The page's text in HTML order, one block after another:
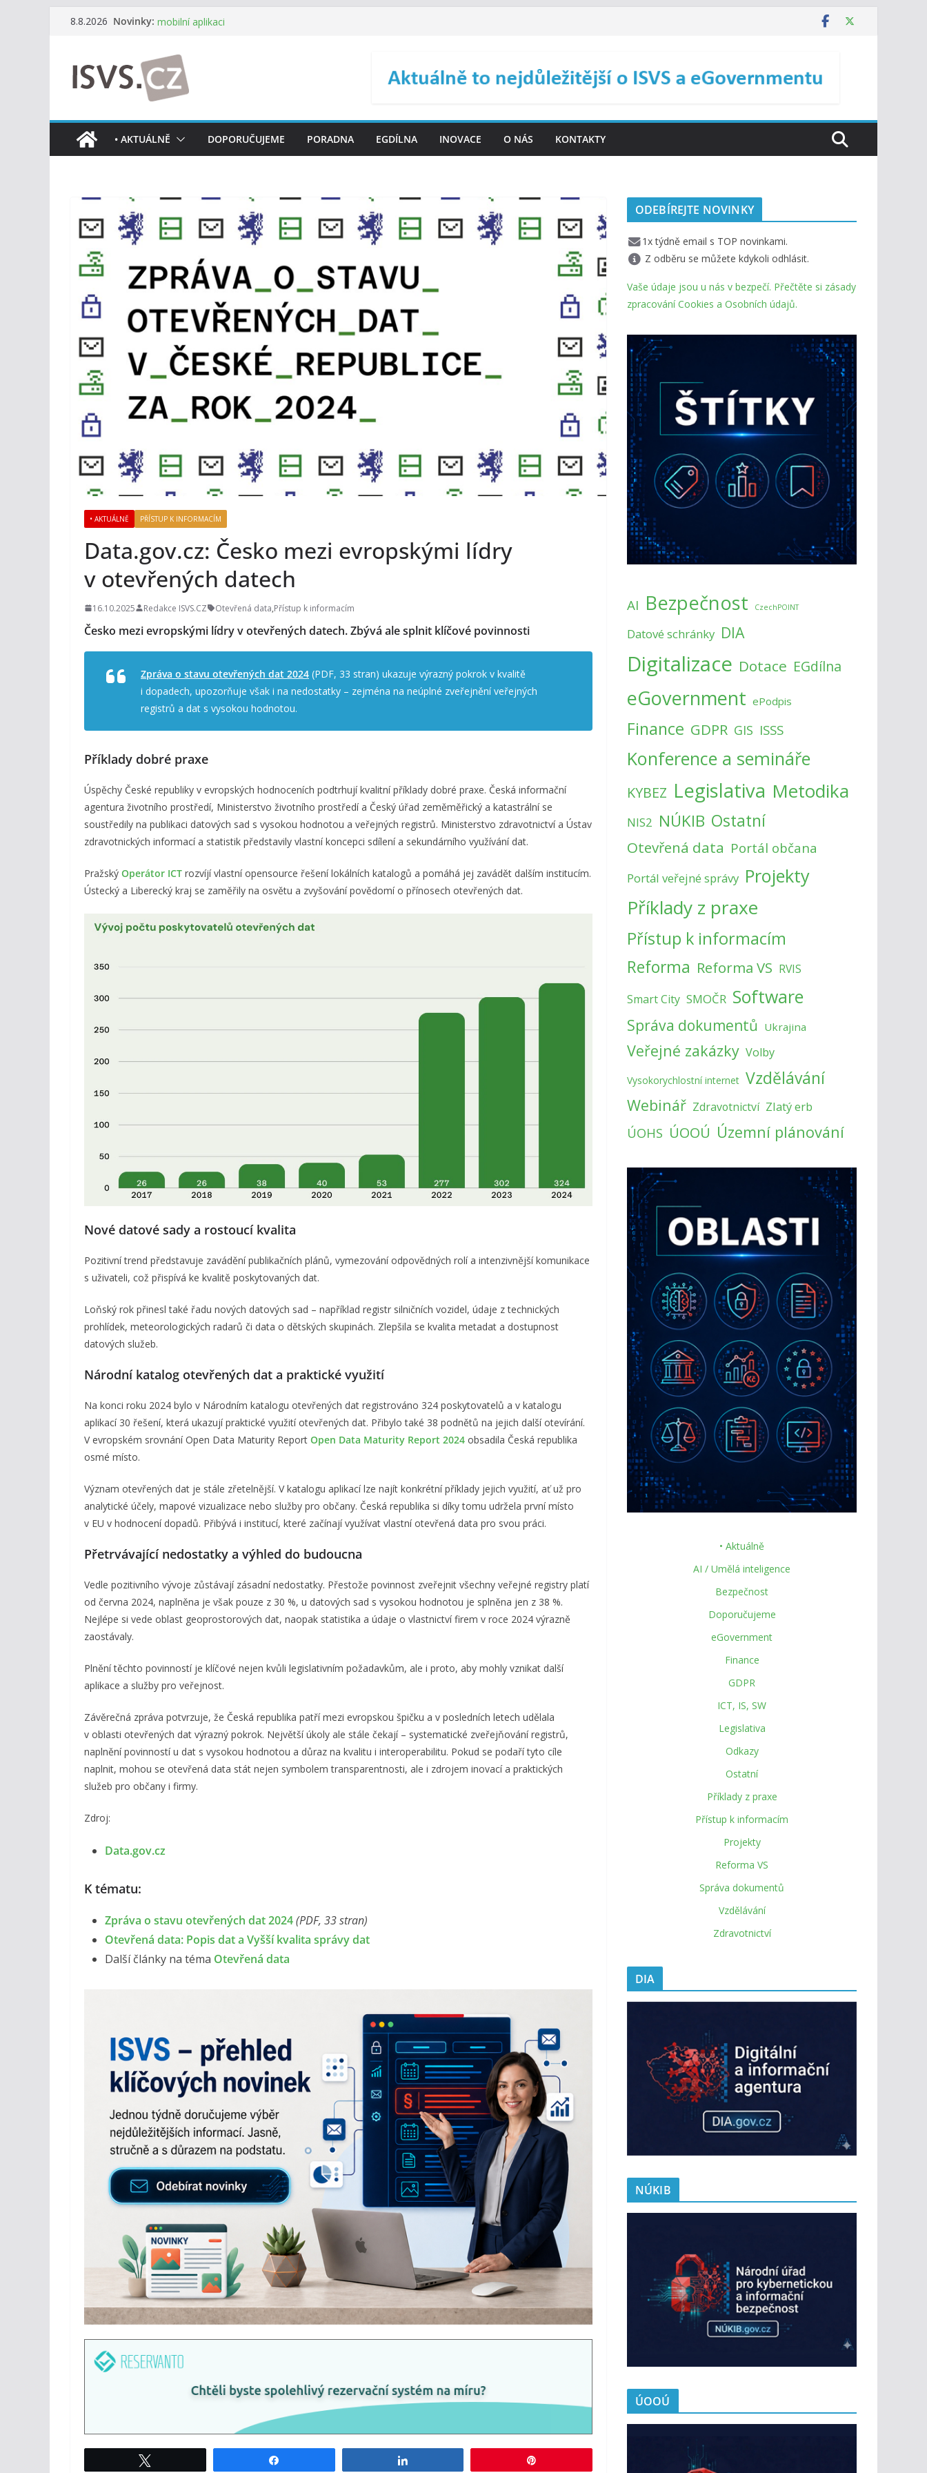
Přeskočit
8.8.2026 Novinky: Informace o obcích vždy po ruce. SMS ČR spouští novou
mohou více spolupracovat
DIA: Stát poprvé v historii zapojuje širokou veřejnost do
testování digitálních služeb
DIA: Informační systém dlouhodobého řízení (ISDŘ) je od
července v plném provozu
RVIS – Výbor pro architekturu a řízení ICT zveřejnil materiály
z nového jednání
• AKTUÁLNĚ DOPORUČUJEME PORADNA EGDÍLNA INOVACE O NÁS KONTAKTY
• AKTUÁLNĚ PŘÍSTUP K INFORMACÍM
Data.gov.cz: Česko mezi evropskými lídry
v otevřených datech
16.10.2025 Redakce ISVS.CZ Otevřená data,Přístup k informacím
Česko mezi evropskými lídry v otevřených datech. Zbývá ale splnit klíčové povinnosti
Zpráva o stavu otevřených dat 2024 (PDF, 33 stran) ukazuje výrazný pokrok v kvalitě
i dopadech, upozorňuje však i na nedostatky – zejména na neúplné zveřejnění veřejných
registrů a dat s vysokou hodnotou.
Příklady dobré praxe
Úspěchy České republiky v evropských hodnoceních podtrhují kvalitní příklady dobré praxe. Česká informační
agentura životního prostředí, Ministerstvo životního prostředí a Český úřad zeměměřický a katastrální se
soustředily na publikaci datových sad s vysokou hodnotou a veřejných registrů. Ministerstvo zdravotnictví a Ústav
zdravotnických informací a statistik představily vlastní koncepci sdílení a sekundárního využívání dat.
Pražský Operátor ICT rozvíjí vlastní opensource řešení lokálních katalogů a pomáhá jej zavádět dalším institucím.
Ústecký a Liberecký kraj se zaměřily na osvětu a zvyšování povědomí o přínosech otevřených dat.
Nové datové sady a rostoucí kvalita
Pozitivní trend představuje zavádění publikačních plánů, vymezování odpovědných rolí a intenzivnější komunikace
s uživateli, což přispívá ke kvalitě poskytovaných dat.
Loňský rok přinesl také řadu nových datových sad – například registr silničních vozidel, údaje z technických
prohlídek, meteorologických radarů či data o dětských skupinách. Zlepšila se kvalita metadat a dostupnost
datových služeb.
Národní katalog otevřených dat a praktické využití
Na konci roku 2024 bylo v Národním katalogu otevřených dat registrováno 324 poskytovatelů a v katalogu
aplikací 30 řešení, která ukazují praktické využití otevřených dat. Přibylo také 38 podnětů na jejich další otevírání.
V evropském srovnání Open Data Maturity Report Open Data Maturity Report 2024 obsadila Česká republika
osmé místo.
Význam otevřených dat je stále zřetelnější. V katalogu aplikací lze najít konkrétní příklady jejich využití, ať už pro
analytické účely, mapové vizualizace nebo služby pro občany. Česká republika si díky tomu udržela první místo
v EU v hodnocení dopadů. Přibývá i institucí, které začínají využívat vlastní otevřená data pro svou práci.
Přetrvávající nedostatky a výhled do budoucna
Vedle pozitivního vývoje zůstávají zásadní nedostatky. Přestože povinnost zveřejnit všechny veřejné registry platí
od června 2024, naplněna je však pouze z 30 %, u datových sad s vysokou hodnotou je splněna jen z 38 %.
Nejlépe si vede oblast geoprostorových dat, naopak statistika a údaje o vlastnictví firem v roce 2024 výrazně
zaostávaly.
Plnění těchto povinností je klíčové nejen kvůli legislativním požadavkům, ale i proto, aby mohly vznikat další
aplikace a služby pro veřejnost.
Závěrečná zpráva potvrzuje, že Česká republika patří mezi evropskou špičku a v posledních letech udělala
v oblasti otevřených dat výrazný pokrok. Největší úkoly ale stále čekají – systematické zveřejňování registrů,
naplnění povinností u dat s vysokou hodnotou a důraz na kvalitu i interoperabilitu. Pokud se podaří tyto cíle
naplnit, mohou se otevřená data stát nejen symbolem transparentnosti, ale i zdrojem inovací a praktických
služeb pro občany i firmy.
Zdroj:
Data.gov.cz
K tématu:
Zpráva o stavu otevřených dat 2024(PDF, 33 stran)
Otevřená data: Popis dat a Vyšší kvalita správy dat
Další články na téma Otevřená data
ODEBÍREJTE NOVINKY
1x týdně email s TOP novinkami.
Z odběru se můžete kdykoli odhlásit.
Vaše údaje jsou u nás v bezpečí. Přečtěte si zásady
zpracování Cookies a Osobních údajů.
AI Bezpečnost CzechPOINT
Datové schránky DIA
Digitalizace Dotace EGdílna
eGovernment ePodpis
Finance GDPR GIS ISSS
Konference a semináře
KYBEZ Legislativa Metodika
NIS2 NÚKIB Ostatní
Otevřená data Portál občana
Portál veřejné správy Projekty
Příklady z praxe
Přístup k informacím
Reforma Reforma VS RVIS
Smart City SMOČR Software
Správa dokumentů Ukrajina
Veřejné zakázky Volby
Vysokorychlostní internet Vzdělávání
Webinář Zdravotnictví Zlatý erb
ÚOHS ÚOOÚ Územní plánování
• Aktuálně
AI / Umělá inteligence
Bezpečnost
Doporučujeme
eGovernment
Finance
GDPR
ICT, IS, SW
Legislativa
Odkazy
Ostatní
Příklady z praxe
Přístup k informacím
Projekty
Reforma VS
Správa dokumentů
Vzdělávání
Zdravotnictví
DIA
NÚKIB
ÚOOÚ